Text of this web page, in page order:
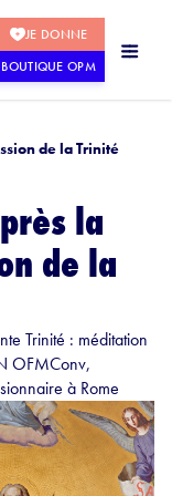
JE DONNE
BOUTIQUE OPM
de la Trinité
la
de la
Trinité : méditation
OFMConv,
à Rome